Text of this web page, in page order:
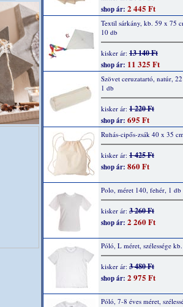
shop ár: 2 445 Ft
Textil sárkány, kb. 59 x 75
10 db
kisker ár: 13 140 Ft
shop ár: 11 325 Ft
Szövet ceruzatartó, natúr,
1 db
kisker ár: 1 220 Ft
shop ár: 695 Ft
Ruhás-cipős-zsák 40 x 35
kisker ár: 1 425 Ft
shop ár: 860 Ft
Polo, méret 140, fehér, 1 db
kisker ár: 3 260 Ft
shop ár: 2 260 Ft
Póló, L méret, szélessége
kisker ár: 3 480 Ft
shop ár: 2 975 Ft
Póló, 7-8 éves méret,